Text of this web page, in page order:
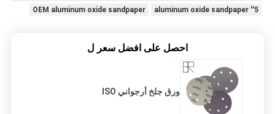
5'' aluminum oxide sandpaper
OEM aluminum oxide sandpaper
احصل على افضل سعر ل
ورق جلخ أرجواني ISO